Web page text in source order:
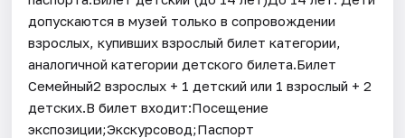
допускаются в музей только в сопровождении
взрослых, купивших взрослый билет категории,
аналогичной категории детского билета.Билет
Семейный2 взрослых + 1 детский или 1 взрослый + 2
детских.В билет входит:Посещение
экспозиции;Экскурсовод;Паспорт